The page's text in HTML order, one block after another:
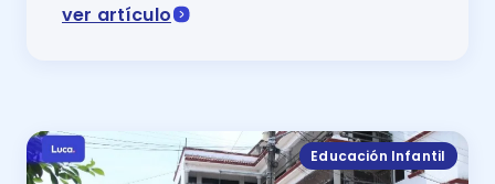
ver artículo
Educación Infantil